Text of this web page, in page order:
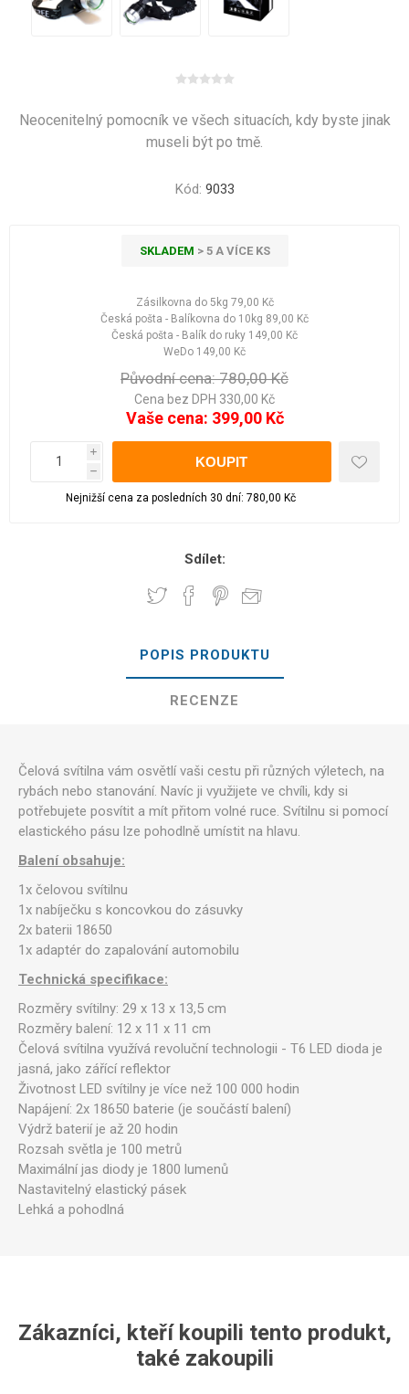
Neocenitelný pomocník ve všech situacích, kdy byste jinak
museli být po tmě.
Kód: 9033
SKLADEM > 5 A VÍCE KS
Zásilkovna do 5kg 79,00 Kč
Česká pošta - Balíkovna do 10kg 89,00 Kč
Česká pošta - Balík do ruky 149,00 Kč
WeDo 149,00 Kč
Původní cena: 780,00 Kč
Cena bez DPH 330,00 Kč
Vaše cena: 399,00 Kč
i
h
Nejnižší cena za posledních 30 dní: 780,00 Kč
Sdílet:
POPIS PRODUKTU
RECENZE
Čelová svítilna vám osvětlí vaši cestu při různých výletech, na
rybách nebo stanování. Navíc ji využijete ve chvíli, kdy si
potřebujete posvítit a mít přitom volné ruce. Svítilnu si pomocí
elastického pásu lze pohodlně umístit na hlavu.
Balení obsahuje:
1x čelovou svítilnu
1x nabíječku s koncovkou do zásuvky
2x baterii 18650
1x adaptér do zapalování automobilu
Technická specifikace:
Rozměry svítilny: 29 x 13 x 13,5 cm
Rozměry balení: 12 x 11 x 11 cm
Čelová svítilna využívá revoluční technologii - T6 LED dioda je
jasná, jako zářící reflektor
Životnost LED svítilny je více než 100 000 hodin
Napájení: 2x 18650 baterie (je součástí balení)
Výdrž baterií je až 20 hodin
Rozsah světla je 100 metrů
Maximální jas diody je 1800 lumenů
Nastavitelný elastický pásek
Lehká a pohodlná
Zákazníci, kteří koupili tento produkt,
také zakoupili